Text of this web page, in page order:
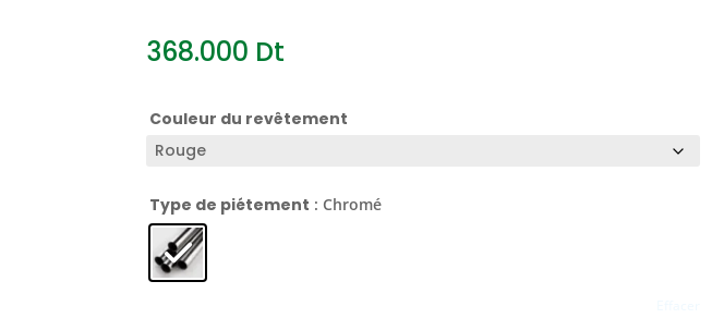
368.000 Dt
Couleur du revêtement
Type de piétement : Chromé